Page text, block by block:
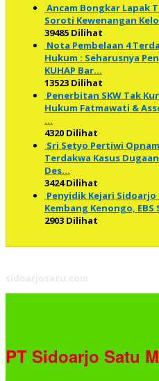
Ancam Bongkar Lapak
Soroti Kewenangan
39485 Dilihat
Nota Pembelaan 4
Hukum : Seharusnya
KUHAP Bar…
13523 Dilihat
Penerbitan SKW Tak
Hukum Fatmawati &
…
4320 Dilihat
Sri Setyo Pertiwi
Terdakwa Kasus
Des…
3424 Dilihat
Penyidik Kejari
Kembang Kenongo, EBS
2903 Dilihat
PT Sidoarjo Satu